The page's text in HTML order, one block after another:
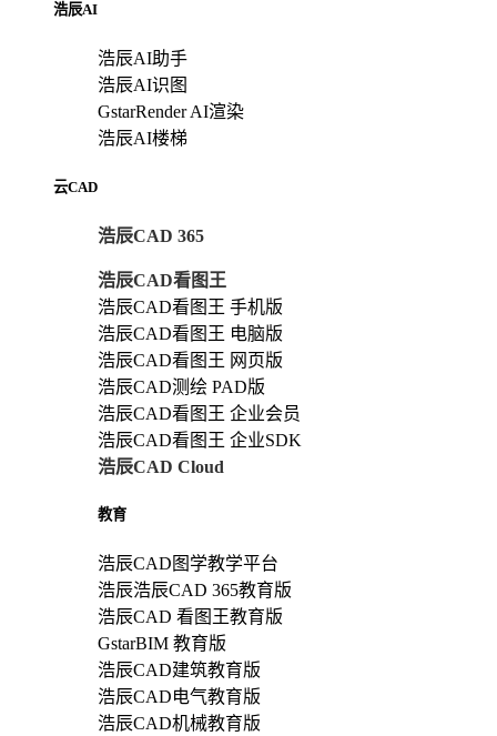
浩辰AI
浩辰AI助手
浩辰AI识图
GstarRender AI渲染
浩辰AI楼梯
云CAD
浩辰CAD 365
浩辰CAD看图王
浩辰CAD看图王 手机版
浩辰CAD看图王 电脑版
浩辰CAD看图王 网页版
浩辰CAD测绘 PAD版
浩辰CAD看图王 企业会员
浩辰CAD看图王 企业SDK
浩辰CAD Cloud
教育
浩辰CAD图学教学平台
浩辰浩辰CAD 365教育版
浩辰CAD 看图王教育版
GstarBIM 教育版
浩辰CAD建筑教育版
浩辰CAD电气教育版
浩辰CAD机械教育版